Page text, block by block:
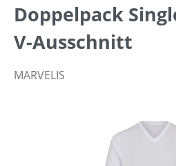
Doppelpack
V-Ausschnitt
MARVELIS
Bildergalerie überspringen